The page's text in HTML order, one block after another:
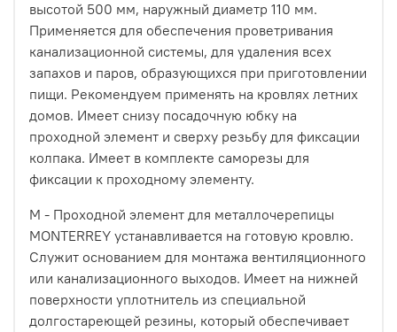
высотой 500 мм, наружный диаметр 110 мм.
Применяется для обеспечения проветривания
канализационной системы, для удаления всех
запахов и паров, образующихся при приготовлении
пищи. Рекомендуем применять на кровлях летних
домов. Имеет снизу посадочную юбку на
проходной элемент и сверху резьбу для фиксации
колпака. Имеет в комплекте саморезы для
фиксации к проходному элементу.
M - Проходной элемент для металлочерепицы
MONTERREY устанавливается на готовую кровлю.
Служит основанием для монтажа вентиляционного
или канализационного выходов. Имеет на нижней
поверхности уплотнитель из специальной
долгостареющей резины, который обеспечивает